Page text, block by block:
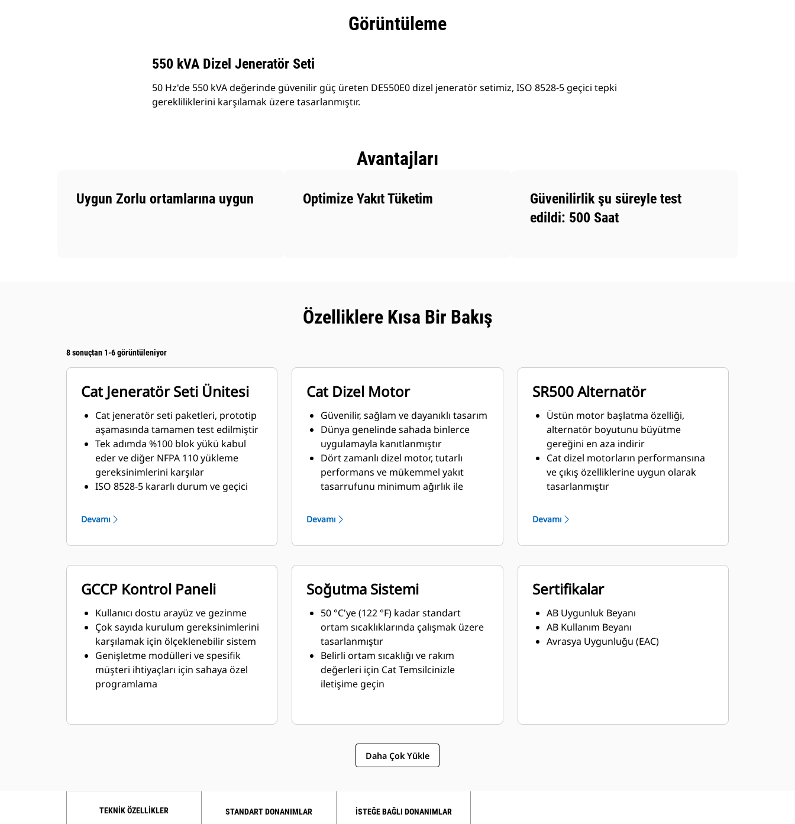
Görüntüleme
550 kVA Dizel Jeneratör Seti
50 Hz'de 550 kVA değerinde güvenilir güç üreten DE550E0 dizel jeneratör setimiz, ISO 8528-5 geçici tepki
gerekliliklerini karşılamak üzere tasarlanmıştır.
Avantajları
Uygun Zorlu ortamlarına uygun Optimize Yakıt Tüketim
Güvenilirlik şu süreyle test
edildi: 500 Saat
Özelliklere Kısa Bir Bakış
8 sonuçtan 1-6 görüntüleniyor
Cat Jeneratör Seti Ünitesi
Cat jeneratör seti paketleri, prototip
aşamasında tamamen test edilmiştir
Tek adımda %100 blok yükü kabul
eder ve diğer NFPA 110 yükleme
gereksinimlerini karşılar
ISO 8528-5 kararlı durum ve geçici
Devamı
Cat Dizel Motor
Güvenilir, sağlam ve dayanıklı tasarım
Dünya genelinde sahada binlerce
uygulamayla kanıtlanmıştır
Dört zamanlı dizel motor, tutarlı
performans ve mükemmel yakıt
tasarrufunu minimum ağırlık ile
Devamı
SR500 Alternatör
Üstün motor başlatma özelliği,
alternatör boyutunu büyütme
gereğini en aza indirir
Cat dizel motorların performansına
ve çıkış özelliklerine uygun olarak
tasarlanmıştır
Devamı
GCCP Kontrol Paneli
Kullanıcı dostu arayüz ve gezinme
Çok sayıda kurulum gereksinimlerini
karşılamak için ölçeklenebilir sistem
Genişletme modülleri ve spesifik
müşteri ihtiyaçları için sahaya özel
programlama
Soğutma Sistemi
50 °C'ye (122 °F) kadar standart
ortam sıcaklıklarında çalışmak üzere
tasarlanmıştır
Belirli ortam sıcaklığı ve rakım
değerleri için Cat Temsilcinizle
iletişime geçin
Sertifikalar
AB Uygunluk Beyanı
AB Kullanım Beyanı
Avrasya Uygunluğu (EAC)
Daha Çok Yükle
TEKNIK ÖZELLIKLER STANDART DONANIMLAR İSTEĞE BAĞLI DONANIMLAR